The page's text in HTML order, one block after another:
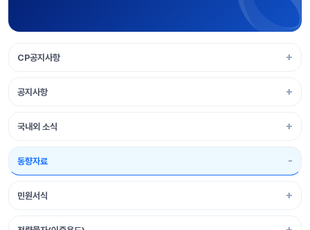
CP공지사항
공지사항
국내외 소식
동향자료
민원서식